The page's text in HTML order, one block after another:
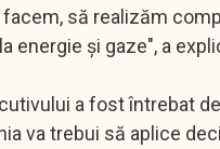
să realizăm
energie şi gaze", a
a fost întrebat
va trebui să aplice